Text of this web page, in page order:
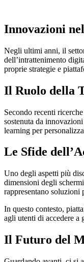
Innovazioni
Negli ultimi anni, il
dell’intrattenimento
proprie strategie e
Il Ruolo della
Secondo recenti
sostenuta da
learning per
Le Sfide
Uno degli aspetti più
dimensioni degli
rappresentano soluzioni
In questo contesto,
agli utenti di accedere a
Il Futuro del